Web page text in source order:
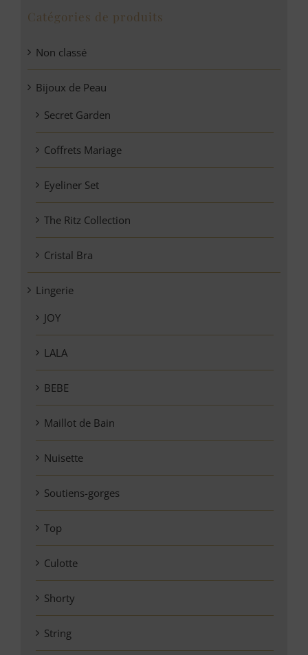
Catégories de produits
Non classé
Bijoux de Peau
Secret Garden
Coffrets Mariage
Eyeliner Set
The Ritz Collection
Cristal Bra
Lingerie
JOY
LALA
BEBE
Maillot de Bain
Nuisette
Soutiens-gorges
Top
Culotte
Shorty
String